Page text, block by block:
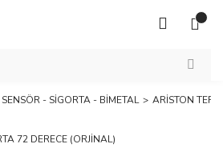
SENSÖR - SİGORTA - BİMETAL ARİSTON